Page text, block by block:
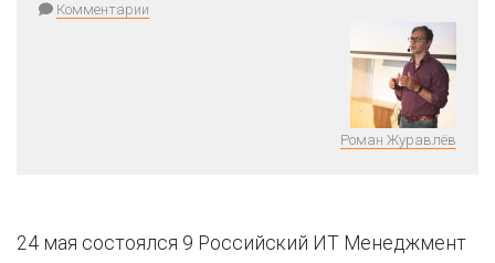
Комментарии
Роман Журавлёв
24 мая состоялся 9 Российский ИТ Менеджмент